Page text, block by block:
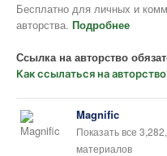
Бесплатно для личных и
авторства. Подробнее
Ссылка на авторство
Как ссылаться на
Magnific
Показать все
материалов